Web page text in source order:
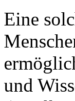
Eine
und